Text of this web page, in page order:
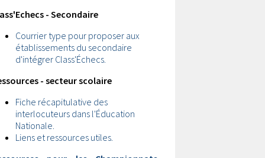
- Secondaire
Courrier type pour proposer aux
établissements du secondaire
d'intégrer Class'Échecs.
- secteur scolaire
Fiche récapitulative des
interlocuteurs dans l'Éducation
Nationale.
Liens et ressources utiles.